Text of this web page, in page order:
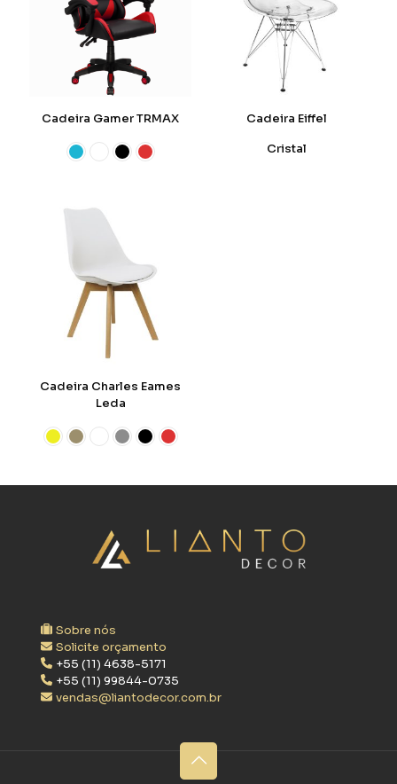
Cadeira Gamer TRMAX
Cadeira Eiffel
Cristal
Cadeira Charles Eames
Leda
Sobre nós
Solicite orçamento
+55 (11) 4638-5171
+55 (11) 99844-0735
vendas@liantodecor.com.br